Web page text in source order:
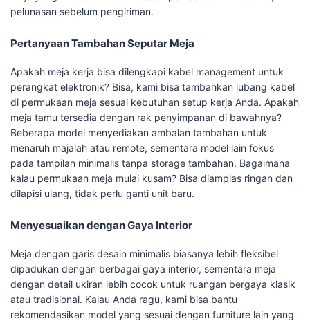
pelunasan sebelum pengiriman.
Pertanyaan Tambahan Seputar Meja
Apakah meja kerja bisa dilengkapi kabel management untuk
perangkat elektronik? Bisa, kami bisa tambahkan lubang kabel
di permukaan meja sesuai kebutuhan setup kerja Anda. Apakah
meja tamu tersedia dengan rak penyimpanan di bawahnya?
Beberapa model menyediakan ambalan tambahan untuk
menaruh majalah atau remote, sementara model lain fokus
pada tampilan minimalis tanpa storage tambahan. Bagaimana
kalau permukaan meja mulai kusam? Bisa diamplas ringan dan
dilapisi ulang, tidak perlu ganti unit baru.
Menyesuaikan dengan Gaya Interior
Meja dengan garis desain minimalis biasanya lebih fleksibel
dipadukan dengan berbagai gaya interior, sementara meja
dengan detail ukiran lebih cocok untuk ruangan bergaya klasik
atau tradisional. Kalau Anda ragu, kami bisa bantu
rekomendasikan model yang sesuai dengan furniture lain yang